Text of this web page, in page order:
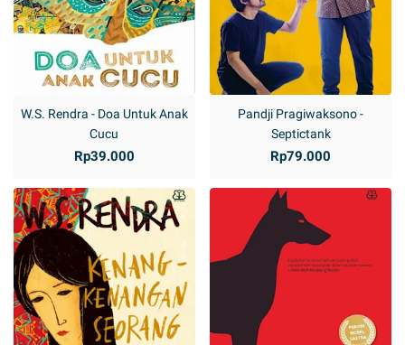
W.S. Rendra - Doa Untuk Anak
Cucu
Rp39.000
Pandji Pragiwaksono -
Septictank
Rp79.000